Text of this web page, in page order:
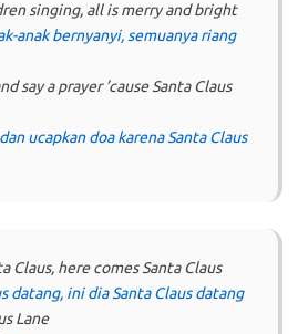
singing, all is merry and bright
anak bernyanyi, semuanya riang
say a prayer ’cause Santa Claus
ucapkan doa karena Santa Claus
Claus, here comes Santa Claus
datang, ini dia Santa Claus datang
Lane